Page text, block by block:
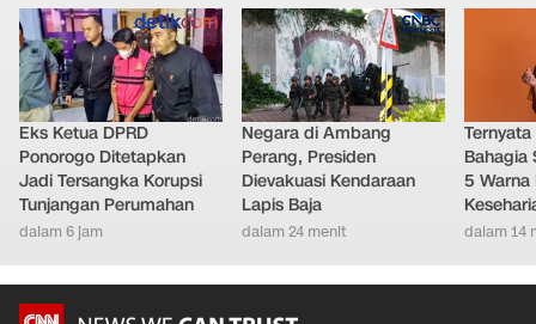
Eks Ketua DPRD
Ponorogo Ditetapkan
Jadi Tersangka Korupsi
Tunjangan Perumahan
dalam 6 jam
Negara di Ambang
Perang, Presiden
Dievakuasi Kendaraan
Lapis Baja
dalam 24 menit
Bahagia
5
dalam 14